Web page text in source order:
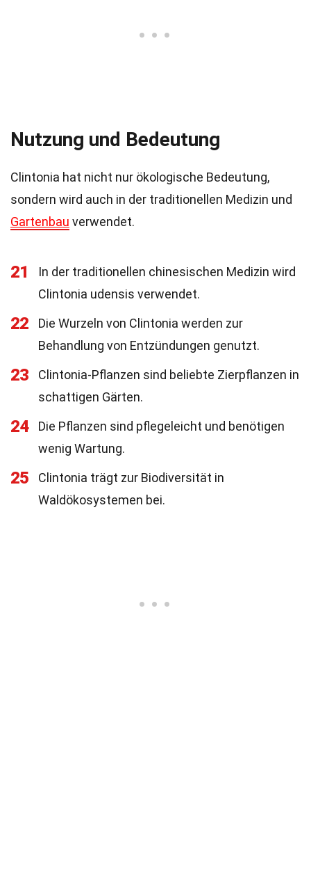
Nutzung und Bedeutung
Clintonia hat nicht nur ökologische Bedeutung,
sondern wird auch in der traditionellen Medizin und
Gartenbau verwendet.
21
In der traditionellen chinesischen Medizin wird
Clintonia udensis verwendet.
22
Die Wurzeln von Clintonia werden zur
Behandlung von Entzündungen genutzt.
23
Clintonia-Pflanzen sind beliebte Zierpflanzen in
schattigen Gärten.
24
Die Pflanzen sind pflegeleicht und benötigen
wenig Wartung.
25
Clintonia trägt zur Biodiversität in
Waldökosystemen bei.